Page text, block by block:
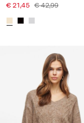
€ 21,45 € 42,99